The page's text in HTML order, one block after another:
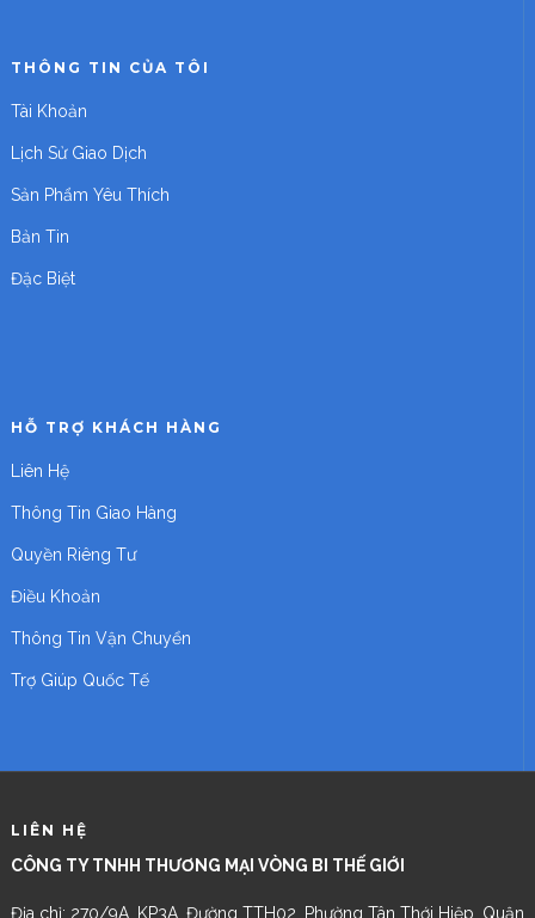
THÔNG TIN CỦA TÔI
Tài Khoản
Lịch Sử Giao Dịch
Sản Phẩm Yêu Thích
Bản Tin
Đặc Biệt
HỖ TRỢ KHÁCH HÀNG
Liên Hệ
Thông Tin Giao Hàng
Quyền Riêng Tư
Điều Khoản
Thông Tin Vận Chuyển
Trợ Giúp Quốc Tế
LIÊN HỆ
CÔNG TY TNHH THƯƠNG MẠI VÒNG BI THẾ GIỚI
Địa chỉ: 270/9A, KP3A, Đường TTH02, Phường Tân Thới Hiệp, Quận